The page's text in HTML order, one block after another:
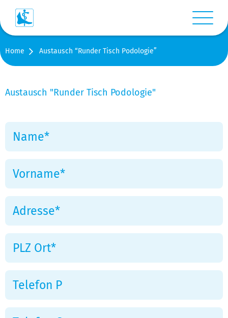
Menü
Kontakt
Medien
Shop
Stellen-/Raumangebote
Warenkorb
Home Austausch “Runder Tisch Podologie”
Austausch "Runder Tisch Podologie"